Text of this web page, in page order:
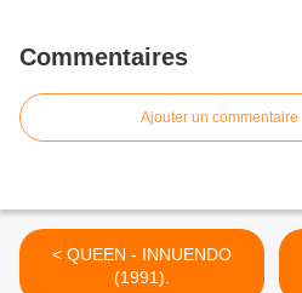
Commentaires
Ajouter un commentaire
< QUEEN - INNUENDO
(1991).